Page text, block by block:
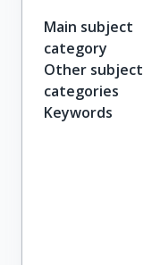
Main subject
category
Other subject
categories
Keywords